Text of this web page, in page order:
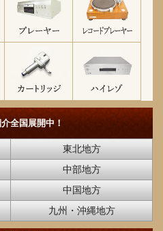
全国展開中！
東北地方
中部地方
中国地方
九州・沖縄地方